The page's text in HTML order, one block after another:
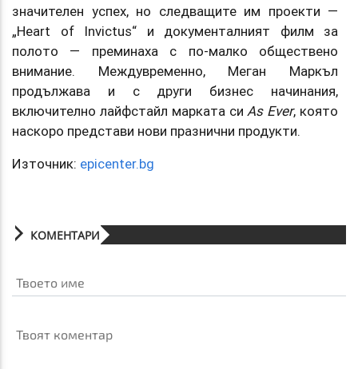
значителен успех, но следващите им проекти —
„Heart of Invictus“ и документалният филм за
полото — преминаха с по-малко обществено
внимание. Междувременно, Меган Маркъл
продължава и с други бизнес начинания,
включително лайфстайл марката сиAs Ever, която
наскоро представи нови празнични продукти.
Източник: epicenter.bg
КОМЕНТАРИ
Твоето име
Твоят коментар